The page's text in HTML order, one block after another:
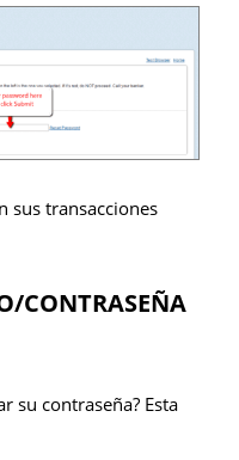
sus transacciones
CONTRASEÑA
su contraseña? Esta